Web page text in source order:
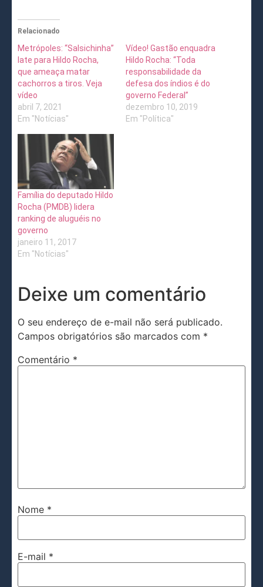
Relacionado
Metrópoles: “Salsichinha”
late para Hildo Rocha,
que ameaça matar
cachorros a tiros. Veja
vídeo
abril 7, 2021
Em "Notícias"
Vídeo! Gastão enquadra
Hildo Rocha: “Toda
responsabilidade da
defesa dos índios é do
governo Federal”
dezembro 10, 2019
Em "Política"
Família do deputado Hildo
Rocha (PMDB) lidera
ranking de aluguéis no
governo
janeiro 11, 2017
Em "Notícias"
Deixe um comentário
O seu endereço de e-mail não será publicado.
Campos obrigatórios são marcados com *
Comentário *
Nome *
E-mail *